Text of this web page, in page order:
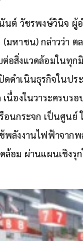
นต์ วัชรพงษ์วินิจ ผู้
(มหาชน) กล่าวว่า ต
อสิ่งแวดล้อมในทุก
ดดำเนินธุรกิจในป
เนื่องในวาระครบร
อนกระจก เป็นศูนย์
พลังงานไฟฟ้าจาก
ล้อม ผ่านแผนเชิง